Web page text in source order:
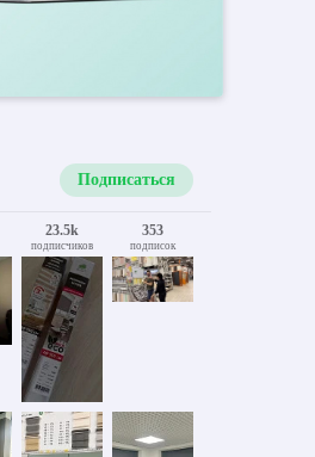
Подписаться
23.5k
подписчиков
353
подписок